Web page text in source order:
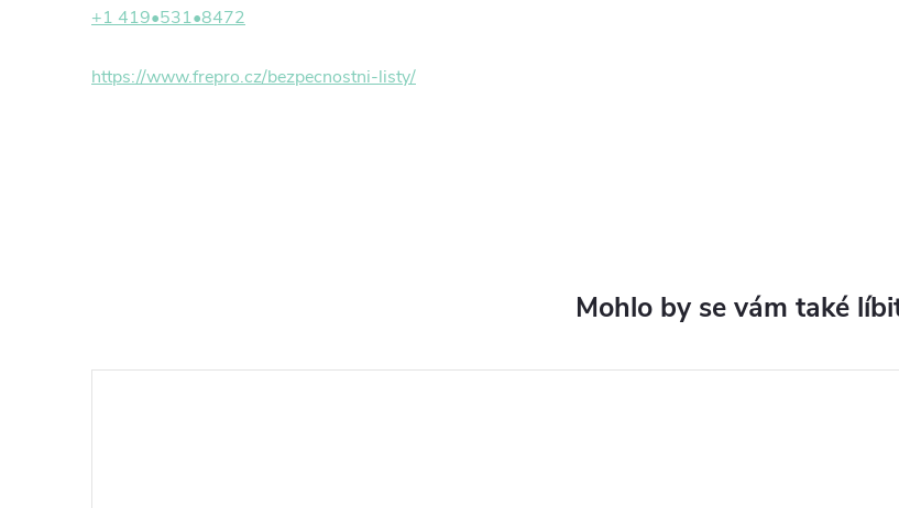
+1 419•531•8472
https://www.frepro.cz/bezpecnostni-listy/